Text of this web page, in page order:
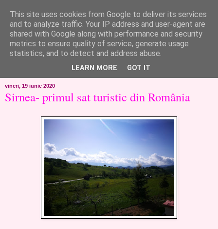
like ?...or not!
..de toate!!!!!..alandala...cum imi trec prin minte..si cum am
chef..incercate pe pielea mea..
vineri, 19 iunie 2020
Sirnea- primul sat turistic din România
This site uses cookies from Google to deliver its services
and to analyze traffic. Your IP address and user-agent are
shared with Google along with performance and security
metrics to ensure quality of service, generate usage
statistics, and to detect and address abuse.
LEARN MORE GOT IT